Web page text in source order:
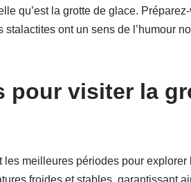
qu’est la grotte de glace.
ont un sens de l’humour
pour visiter la
meilleures périodes pour explorer